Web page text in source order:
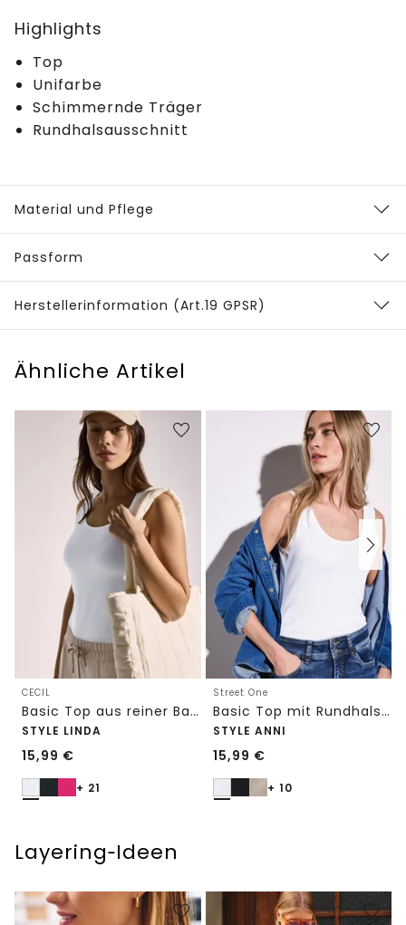
Highlights
Top
Unifarbe
Schimmernde Träger
Rundhalsausschnitt
Material und Pflege
Passform
Herstellerinformation (Art.19 GPSR)
Ähnliche Artikel
CECIL
Basic Top aus reiner Baumwolle
STYLE LINDA
15,99 €
+ 21
Street One
Basic Top mit Rundhals in Unifarbe
STYLE ANNI
15,99 €
+ 10
Layering‑Ideen